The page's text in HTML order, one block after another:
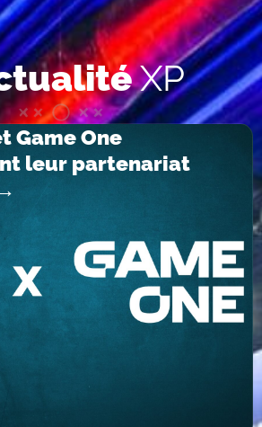
XP
Game One
leur partenariat